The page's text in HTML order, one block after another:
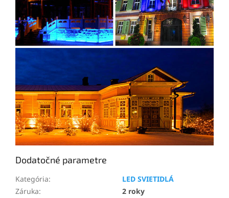
Dodatočné parametre
Kategória:
LED SVIETIDLÁ
Záruka:
2 roky